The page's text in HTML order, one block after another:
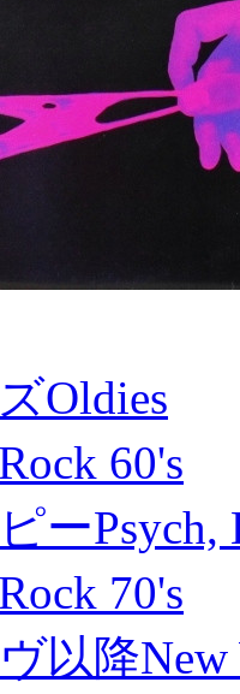
Oldies
Rock 60's
ーPsych,
Rock 70's
以降New